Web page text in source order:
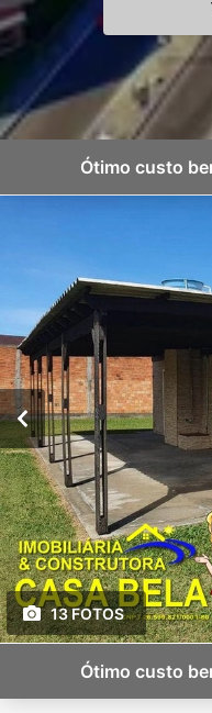
Ótimo custo
13 FOTOS
Ótimo custo